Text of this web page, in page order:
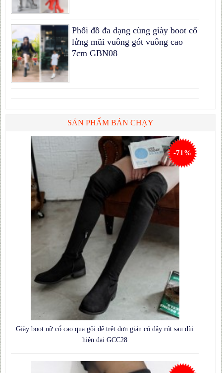
Phối đồ đa dạng cùng giày boot cổ
lửng mũi vuông gót vuông cao
7cm GBN08
SẢN PHẨM BÁN CHẠY
Giày boot nữ cổ cao qua gối đế trệt đơn giản có dây rút sau đùi
hiện đại GCC28
-71%